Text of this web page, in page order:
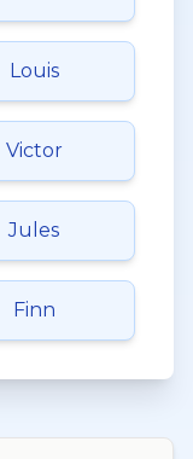
Louis
Victor
Jules
Finn